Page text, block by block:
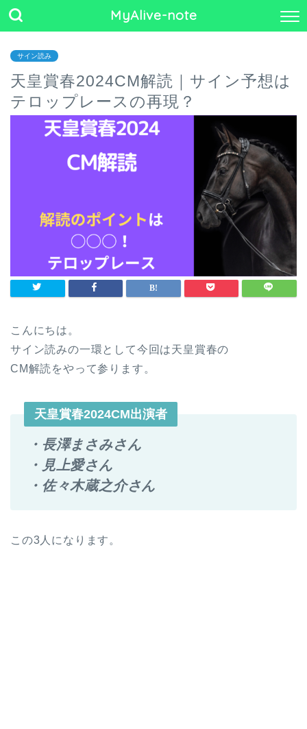
MyAlive-note
サイン読み
天皇賞春2024CM解読｜サイン予想は
テロップレースの再現？
こんにちは。
サイン読みの一環として今回は天皇賞春の
CM解読をやって参ります。
天皇賞春2024CM出演者
・長澤まさみさん
・見上愛さん
・佐々木蔵之介さん
この3人になります。